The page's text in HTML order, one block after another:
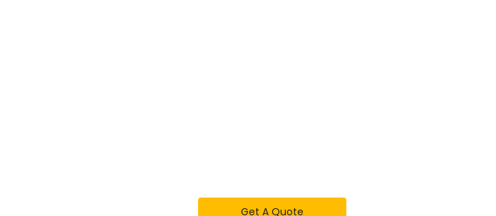
Get A Quote